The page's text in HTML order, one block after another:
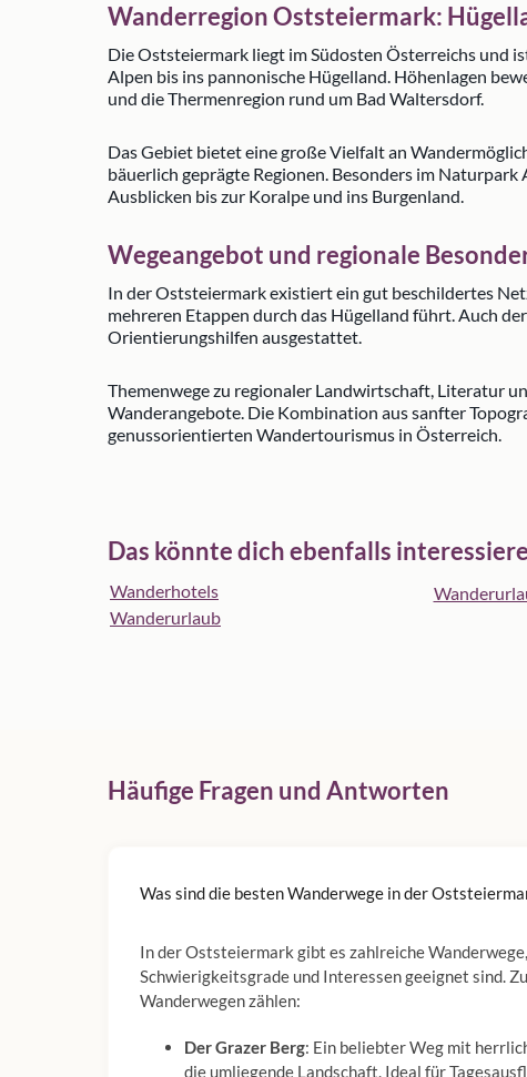
Wanderregion Oststeiermark:
Die Oststeiermark liegt im Südosten Österreichs und
Alpen bis ins pannonische Hügelland. Höhenlagen
und die Thermenregion rund um Bad Waltersdorf.
Das Gebiet bietet eine große Vielfalt an
bäuerlich geprägte Regionen. Besonders im
Ausblicken bis zur Koralpe und ins Burgenland.
Wegeangebot und regionale
In der Oststeiermark existiert ein gut beschildertes
mehreren Etappen durch das Hügelland führt. Auch
Orientierungshilfen ausgestattet.
Themenwege zu regionaler Landwirtschaft, Literatur
Wanderangebote. Die Kombination aus sanfter
genussorientierten Wandertourismus in Österreich.
Das könnte dich ebenfalls
Wanderhotels
Wanderurlaub
Häufige Fragen und Antworten
Was sind die besten Wanderwege in der
In der Oststeiermark gibt es zahlreiche
Schwierigkeitsgrade und Interessen geeignet sind.
Wanderwegen zählen:
Der Grazer Berg: Ein beliebter Weg mit
die umliegende Landschaft. Ideal für